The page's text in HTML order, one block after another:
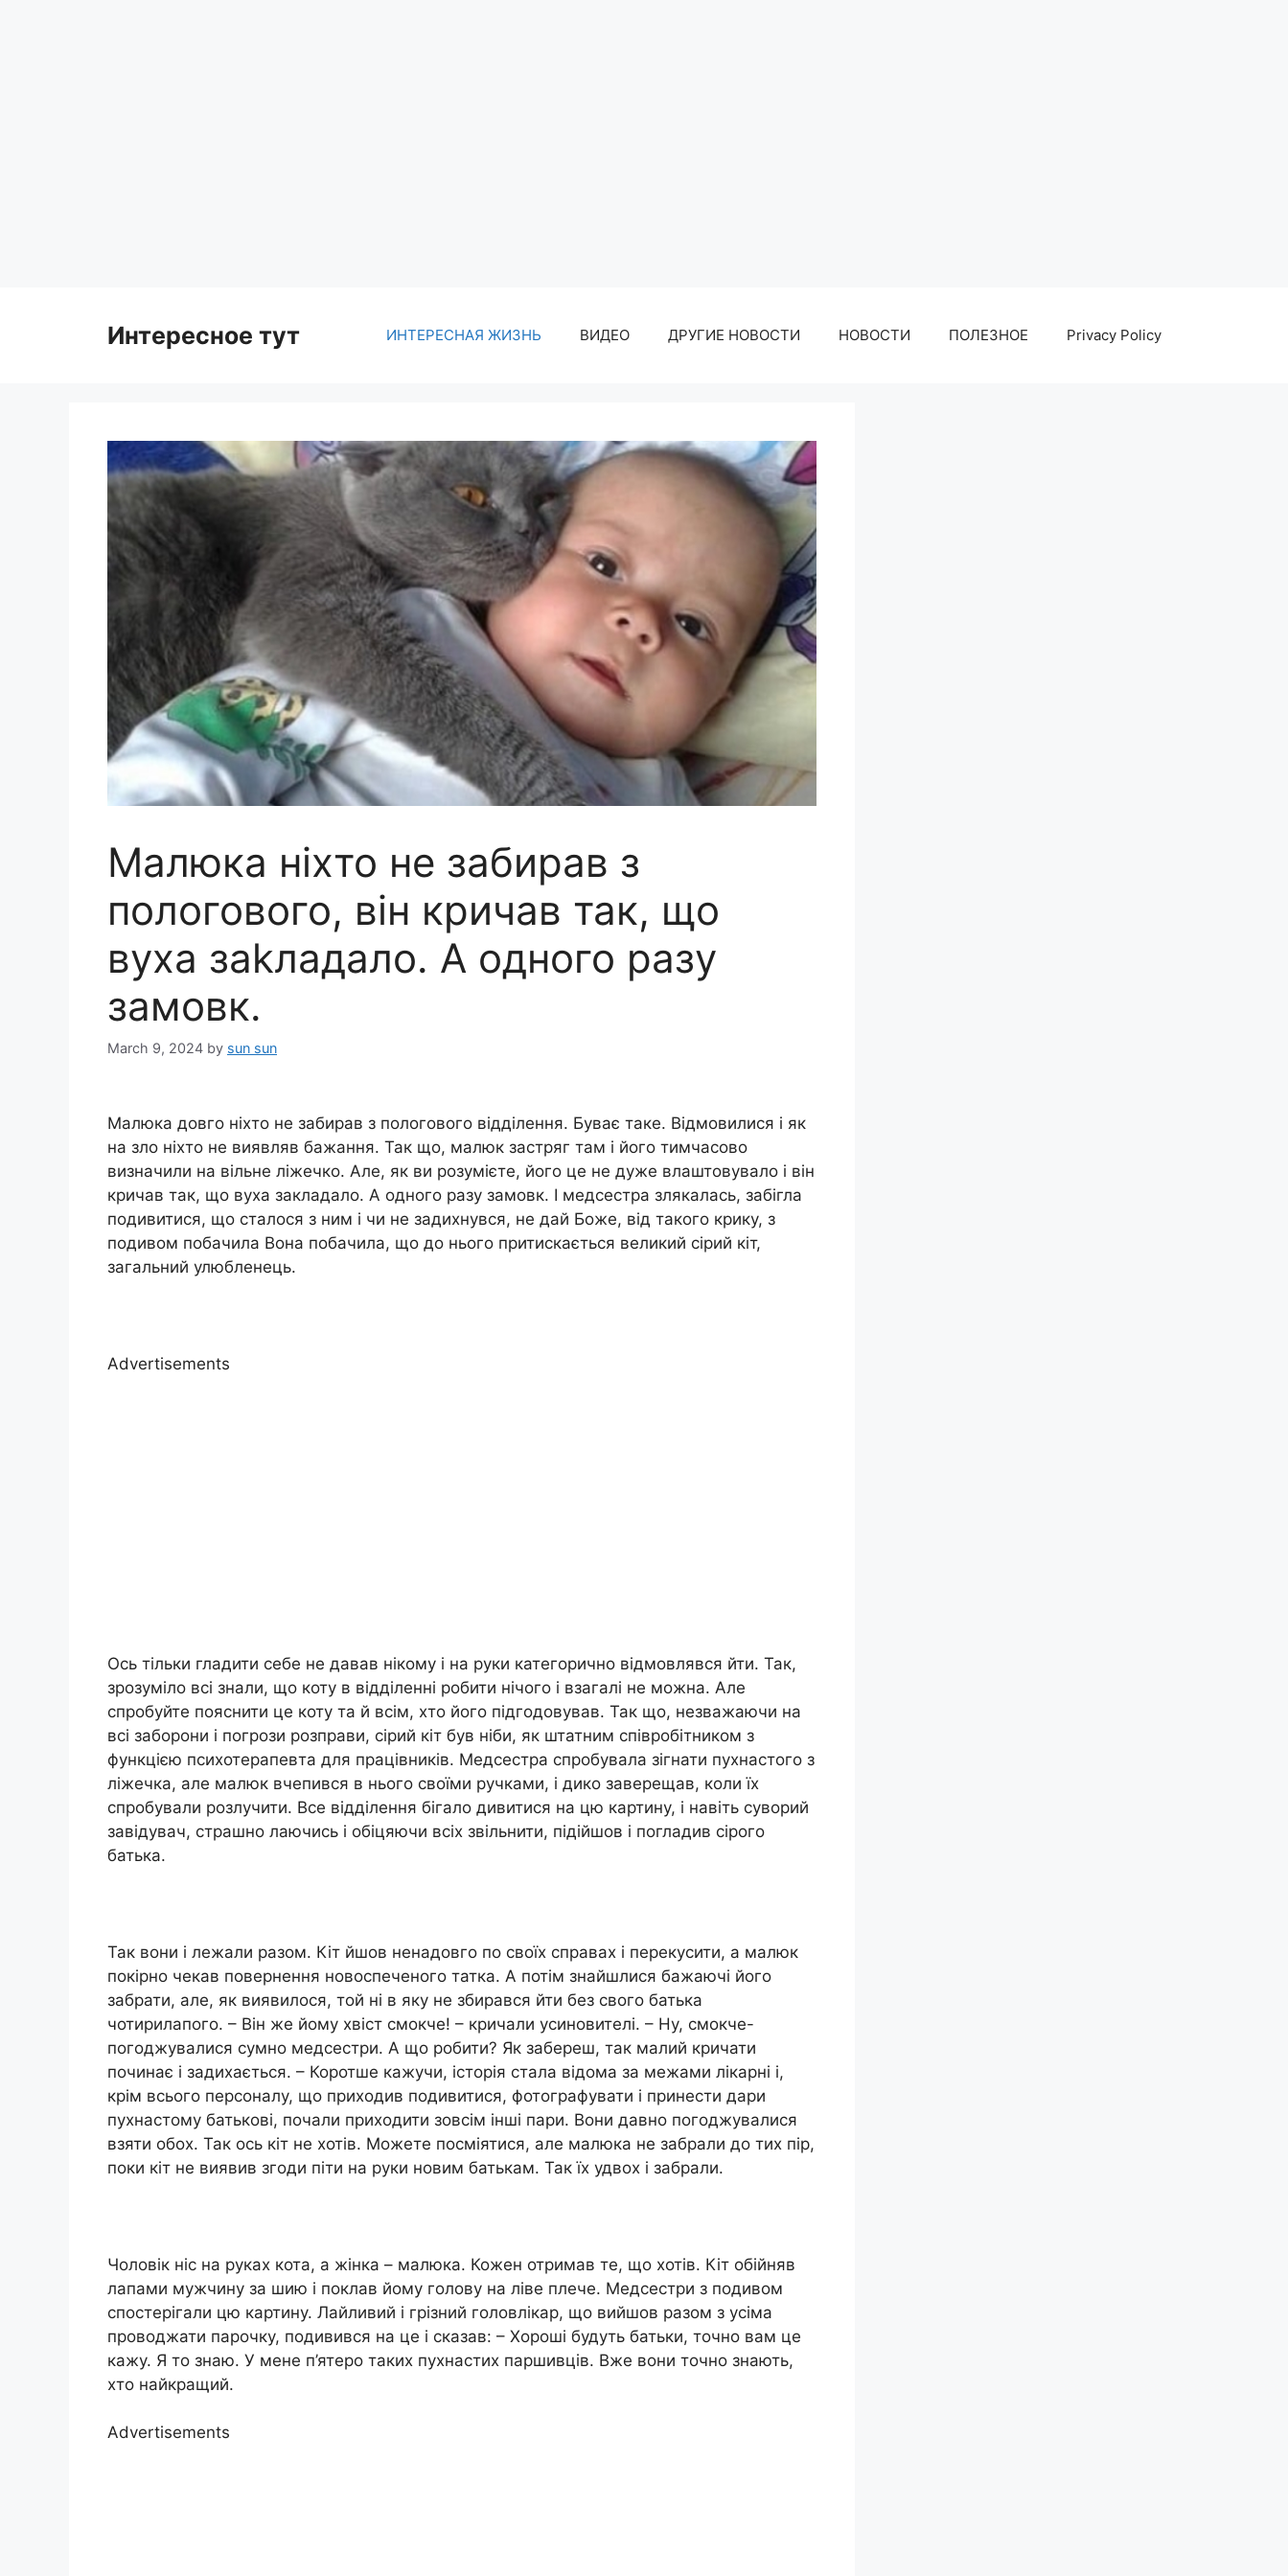
Интересное тут ИНТЕРЕСНАЯ ЖИЗНЬ ВИДЕО ДРУГИЕ НОВОСТИ НОВОСТИ ПОЛЕЗНОЕ Privacy Policy
Малюка ніхто не забирав з
пологового, він кричав так, що
вуха заkладало. А одного разу
замовк.
March 9, 2024 by sun sun
Малюка довго ніхто не забирав з пологового відділення. Буває таке. Відмовилися і як
на зло ніхто не виявляв бажання. Так що, малюк застряг там і його тимчасово
визначили на вільне ліжечко. Але, як ви розумієте, його це не дуже влаштовувало і він
кричав так, що вуха закладало. А одного разу замовк. І медсестра злякалась, забігла
подивитися, що сталося з ним і чи не задихнувся, не дай Боже, від такого крику, з
подивом побачила Вона побачила, що до нього притискається великий сірий кіт,
загальний улюбленець.
Advertisements
Ось тільки гладити себе не давав нікому і на руки категорично відмовлявся йти. Так,
зрозуміло всі знали, що коту в відділенні робити нічого і взагалі не можна. Але
спробуйте пояснити це коту та й всім, хто його підгодовував. Так що, незважаючи на
всі заборони і погрози розправи, сірий кіт був ніби, як штатним співробітником з
функцією психотерапевта для працівників. Медсестра спробувала зігнати пухнастого з
ліжечка, але малюк вчепився в нього своїми ручками, і дико заверещав, коли їх
спробували розлучити. Все відділення бігало дивитися на цю картину, і навіть суворий
завідувач, страшно лаючись і обіцяючи всіх звільнити, підійшов і погладив сірого
батька.
Так вони і лежали разом. Кіт йшов ненадовго по своїх справах і перекусити, а малюк
покірно чекав повернення новоспеченого татка. А потім знайшлися бажаючі його
забрати, але, як виявилося, той ні в яку не збирався йти без свого батька
чотирилапого. – Він же йому хвіст смокче! – кричали усиновителі. – Ну, смокче-
погоджувалися сумно медсестри. А що робити? Як забереш, так малий кричати
починає і задихається. – Коротше кажучи, історія стала відома за межами лікарні і,
крім всього персоналу, що приходив подивитися, фотографувати і принести дари
пухнастому батькові, почали приходити зовсім інші пари. Вони давно погоджувалися
взяти обох. Так ось кіт не хотів. Можете посміятися, але малюка не забрали до тих пір,
поки кіт не виявив згоди піти на руки новим батькам. Так їх удвох і забрали.
Чоловік ніс на руках кота, а жінка – малюка. Кожен отримав те, що хотів. Кіт обійняв
лапами мужчину за шию і поклав йому голову на ліве плече. Медсестри з подивом
спостерігали цю картину. Лайливий і грізний головлікар, що вийшов разом з усіма
проводжати парочку, подивився на це і сказав: – Хороші будуть батьки, точно вам це
кажу. Я то знаю. У мене п’ятеро таких пухнастих паршивців. Вже вони точно знають,
хто найкращий.
Advertisements